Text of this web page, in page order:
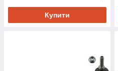
Купити